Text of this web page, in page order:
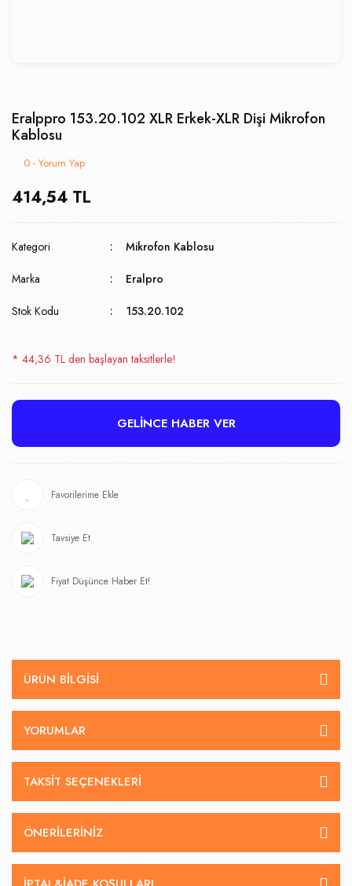
Eralppro 153.20.102 XLR Erkek-XLR Dişi Mikrofon
Kablosu
0 - Yorum Yap
414,54 TL
Kategori Mikrofon Kablosu
Marka Eralpro
Stok Kodu 153.20.102
* 44,36 TL den başlayan taksitlerle!
GELİNCE HABER VER
Tavsiye Et
Fiyat Düşünce Haber Et!
ÜRÜN BILGISI
YORUMLAR
TAKSIT SEÇENEKLERI
ÖNERILERINIZ